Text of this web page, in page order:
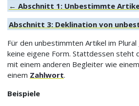
← Abschnitt 1: Unbestimmte
Abschnitt 3: Deklination von
Für den unbestimmten Artikel im
keine eigene Form. Stattdessen steht
mit einem anderen Begleiter wie einem
einem Zahlwort.
Beispiele